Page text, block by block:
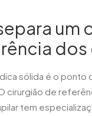
um
dos
sólida é o ponto
cirurgião de
tem